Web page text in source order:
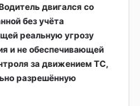
двигался со
без учёта
реальную угрозу
и не обеспечивающей
за движением ТС,
разрешённую